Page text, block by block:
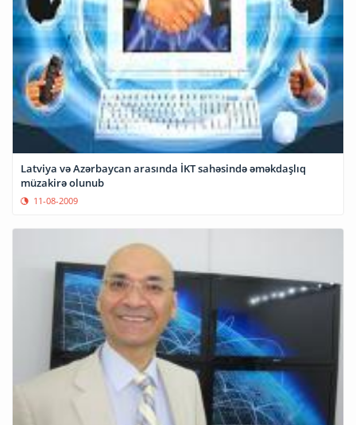
Latviya və Azərbaycan arasında İKT sahəsində əməkdaşlıq
müzakirə olunub
11-08-2009